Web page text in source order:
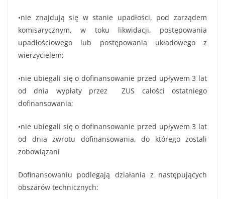
•nie znajdują się w stanie upadłości, pod zarządem
komisarycznym, w toku likwidacji, postępowania
upadłościowego lub postępowania układowego z
wierzycielem;
•nie ubiegali się o dofinansowanie przed upływem 3 lat
od dnia wypłaty przez ZUS całości ostatniego
dofinansowania;
•nie ubiegali się o dofinansowanie przed upływem 3 lat
od dnia zwrotu dofinansowania, do którego zostali
zobowiązani
Dofinansowaniu podlegają działania z następujących
obszarów technicznych: